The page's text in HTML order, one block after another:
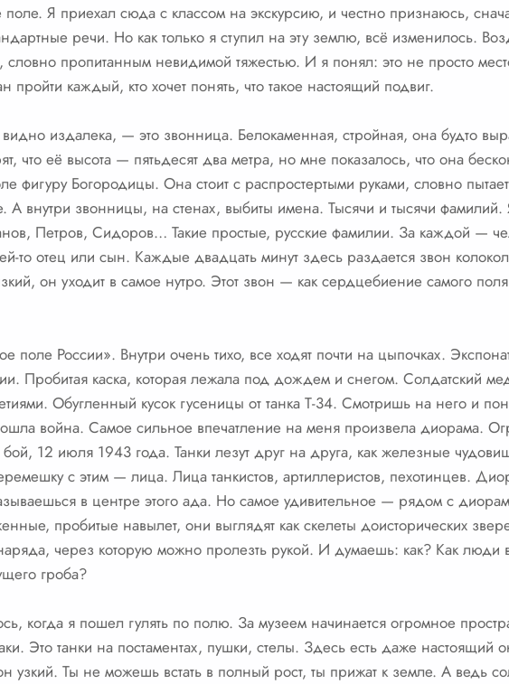
Я приехал сюда с классом на экскурсию, и честно признаюсь,
речи. Но как только я ступил на эту землю, всё изменилось.
словно пропитанным невидимой тяжестью. И я понял: это не просто
каждый, кто хочет понять, что такое настоящий подвиг.
издалека, — это звонница. Белокаменная, стройная, она будто
что её высота — пятьдесят два метра, но мне показалось, что она
фигуру Богородицы. Она стоит с распростертыми руками, словно
А внутри звонницы, на стенах, выбиты имена. Тысячи и тысячи
Петров, Сидоров… Такие простые, русские фамилии. За каждой —
то отец или сын. Каждые двадцать минут здесь раздается звон
он уходит в самое нутро. Этот звон — как сердцебиение самого
поле России». Внутри очень тихо, все ходят почти на цыпочках.
Пробитая каска, которая лежала под дождем и снегом. Солдатский
Обугленный кусок гусеницы от танка Т-34. Смотришь на него и
война. Самое сильное впечатление на меня произвела диорама.
12 июля 1943 года. Танки лезут друг на друга, как железные
с этим — лица. Лица танкистов, артиллеристов, пехотинцев.
в центре этого ада. Но самое удивительное — рядом с
пробитые навылет, они выглядят как скелеты доисторических
через которую можно пролезть рукой. И думаешь: как? Как люди
гроба?
когда я пошел гулять по полю. За музеем начинается огромное
Это танки на постаментах, пушки, стелы. Здесь есть даже настоящий
узкий. Ты не можешь встать в полный рост, ты прижат к земле. А ведь